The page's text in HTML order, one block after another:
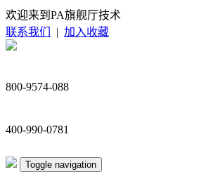
欢迎来到PA旗舰厅技术
联系我们
| 加入收藏
800-9574-088
400-990-0781
Toggle navigation